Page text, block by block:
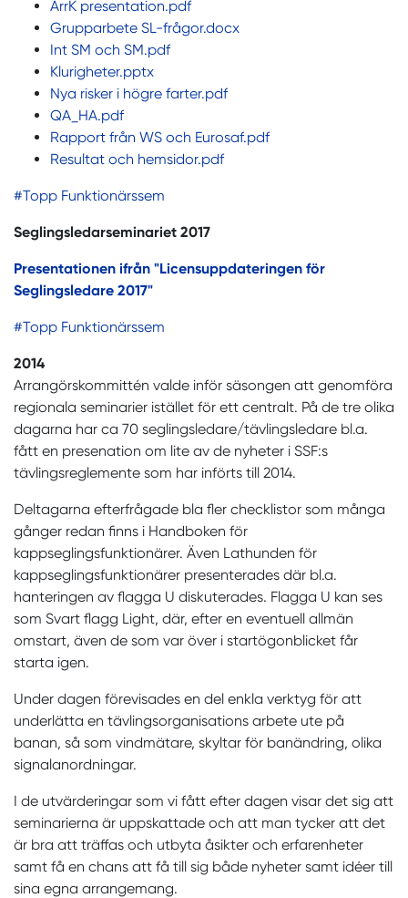
ArrK presentation.pdf
Grupparbete SL-frågor.docx
Int SM och SM.pdf
Klurigheter.pptx
Nya risker i högre farter.pdf
QA_HA.pdf
Rapport från WS och Eurosaf.pdf
Resultat och hemsidor.pdf
#Topp Funktionärssem
Seglingsledarseminariet 2017
Presentationen ifrån "Licensuppdateringen för
Seglingsledare 2017"
#Topp Funktionärssem
2014
Arrangörskommittén valde inför säsongen att genomföra
regionala seminarier istället för ett centralt. På de tre olika
dagarna har ca 70 seglingsledare/tävlingsledare bl.a.
fått en presenation om lite av de nyheter i SSF:s
tävlingsreglemente som har införts till 2014.
Deltagarna efterfrågade bla fler checklistor som många
gånger redan finns i Handboken för
kappseglingsfunktionärer. Även Lathunden för
kappseglingsfunktionärer presenterades där bl.a.
hanteringen av flagga U diskuterades. Flagga U kan ses
som Svart flagg Light, där, efter en eventuell allmän
omstart, även de som var över i startögonblicket får
starta igen.
Under dagen förevisades en del enkla verktyg för att
underlätta en tävlingsorganisations arbete ute på
banan, så som vindmätare, skyltar för banändring, olika
signalanordningar.
I de utvärderingar som vi fått efter dagen visar det sig att
seminarierna är uppskattade och att man tycker att det
är bra att träffas och utbyta åsikter och erfarenheter
samt få en chans att få till sig både nyheter samt idéer till
sina egna arrangemang.